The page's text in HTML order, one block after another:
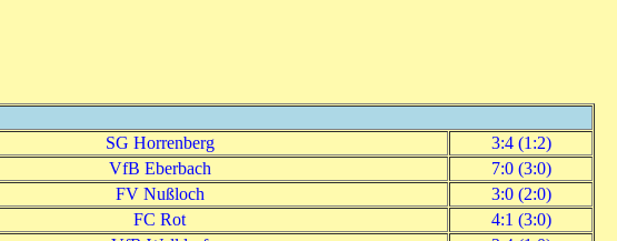
SG Horrenberg
3:4 (1:2)
VfB Eberbach
7:0 (3:0)
FV Nußloch
3:0 (2:0)
FC Rot
4:1 (3:0)